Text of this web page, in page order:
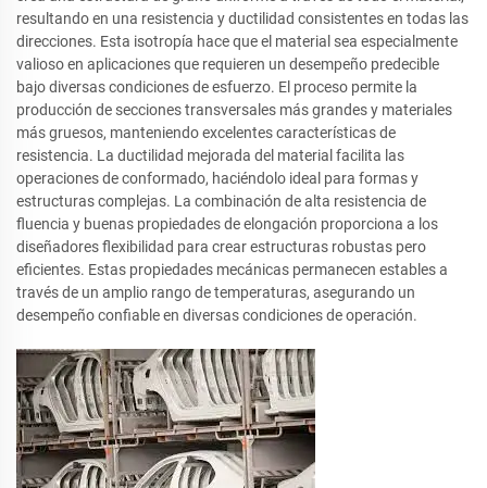
resultando en una resistencia y ductilidad consistentes en todas las
direcciones. Esta isotropía hace que el material sea especialmente
valioso en aplicaciones que requieren un desempeño predecible
bajo diversas condiciones de esfuerzo. El proceso permite la
producción de secciones transversales más grandes y materiales
más gruesos, manteniendo excelentes características de
resistencia. La ductilidad mejorada del material facilita las
operaciones de conformado, haciéndolo ideal para formas y
estructuras complejas. La combinación de alta resistencia de
fluencia y buenas propiedades de elongación proporciona a los
diseñadores flexibilidad para crear estructuras robustas pero
eficientes. Estas propiedades mecánicas permanecen estables a
través de un amplio rango de temperaturas, asegurando un
desempeño confiable en diversas condiciones de operación.